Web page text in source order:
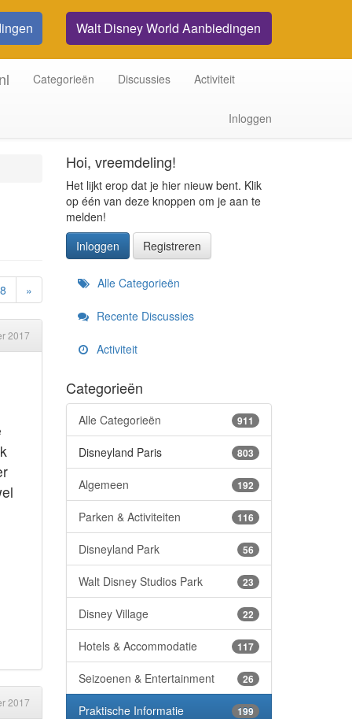
Walt Disney World Aanbiedingen
Categorieën Discussies Activiteit
Inloggen
»
2017
2017
Hoi, vreemdeling!
Het lijkt erop dat je hier nieuw bent. Klik
op één van deze knoppen om je aan te
melden!
Inloggen
Registreren
Snelkoppelingen
Alle Categorieën
Recente Discussies
Activiteit
Categorieën
911
Alle Categorieën
803
Disneyland Paris
192
Algemeen
116
Parken & Activiteiten
56
Disneyland Park
23
Walt Disney Studios Park
22
Disney Village
117
Hotels & Accommodatie
26
Seizoenen & Entertainment
199
Praktische Informatie